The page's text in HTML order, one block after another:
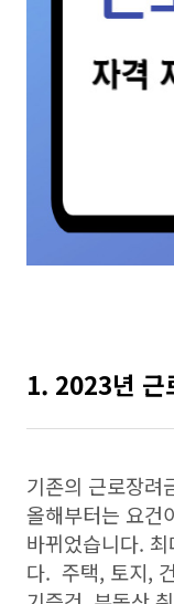
1. 2023년 근
기존의 근로장려
올해부터는 요건
바뀌었습니다.
다. 주택, 토지,